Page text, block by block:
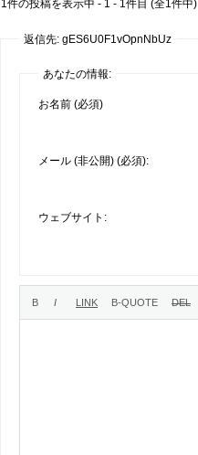
1件の投稿を表示中 - 1 - 1件目 (全1件中)
返信先: gES6U0F1vOpnNbUz
あなたの情報:
お名前 (必須)
メール (非公開) (必須):
ウェブサイト: